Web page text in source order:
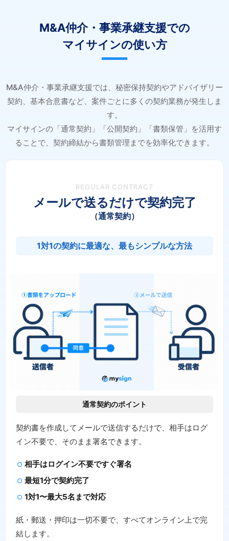
M&A仲介・事業承継支援での
マイサインの使い方
M&A仲介・事業承継支援では、秘密保持契約やアドバイザリー
契約、基本合意書など、案件ごとに多くの契約業務が発生しま
す。
マイサインの「通常契約」「公開契約」「書類保管」を活用す
ることで、契約締結から書類管理までを効率化できます。
REGULAR CONTRACT
メールで送るだけで契約完了
（通常契約）
1対1の契約に最適な、最もシンプルな方法
通常契約のポイント
契約書を作成してメールで送信するだけで、相手はログ
イン不要で、そのまま署名できます。
相手はログイン不要ですぐ署名
最短1分で契約完了
1対1〜最大5名まで対応
紙・郵送・押印は一切不要で、すべてオンライン上で完
結します。